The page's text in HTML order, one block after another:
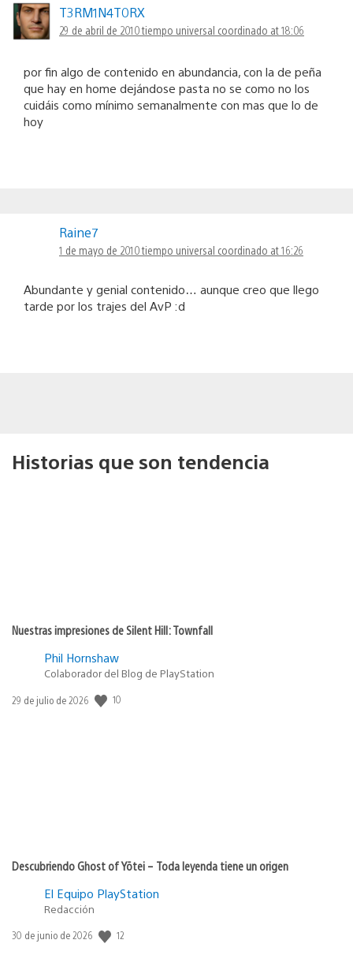
T3RM1N4T0RX
29 de abril de 2010 tiempo universal coordinado at 18:06
por fin algo de contenido en abundancia, con la de peña
que hay en home dejándose pasta no se como no los
cuidáis como mínimo semanalmente con mas que lo de
hoy
Raine7
1 de mayo de 2010 tiempo universal coordinado at 16:26
Abundante y genial contenido… aunque creo que llego
tarde por los trajes del AvP :d
Historias que son tendencia
Nuestras impresiones de Silent Hill: Townfall
Phil Hornshaw
Colaborador del Blog de PlayStation
Fecha
29 de julio de 2026 10
Descubriendo Ghost of Yōtei – Toda leyenda tiene un origen
El Equipo PlayStation
Redacción
Fecha
30 de junio de 2026 12